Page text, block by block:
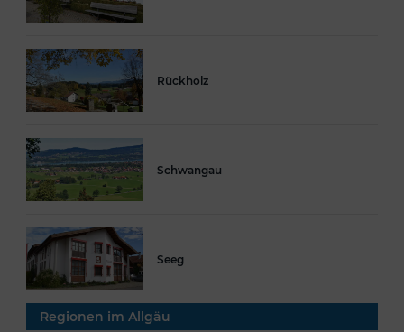
Rückholz
Schwangau
Seeg
Regionen im Allgäu